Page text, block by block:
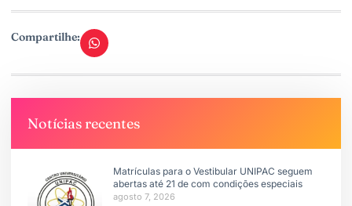
Compartilhe:
Notícias recentes
Matrículas para o Vestibular UNIPAC seguem
abertas até 21 de com condições especiais
agosto 7, 2026